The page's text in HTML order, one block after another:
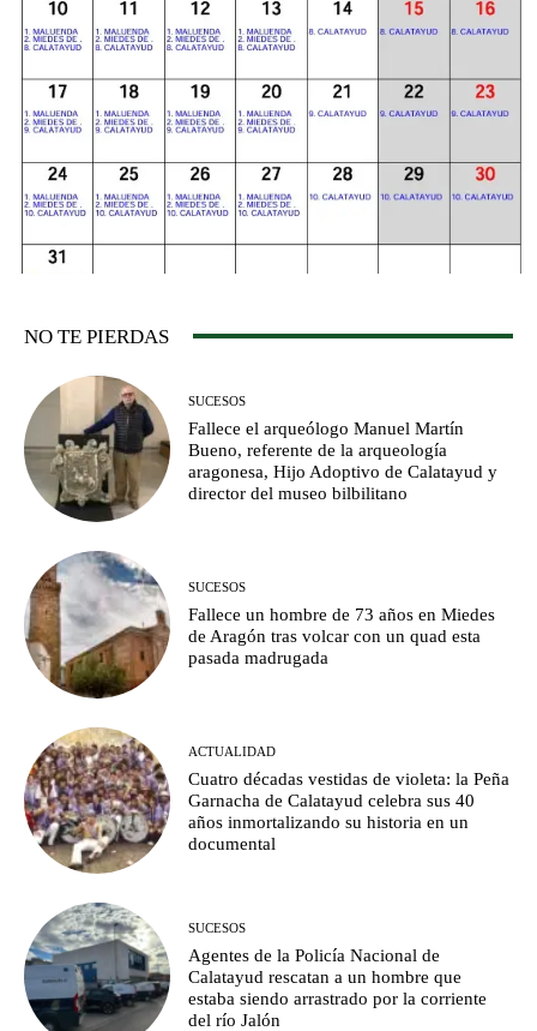
NO TE PIERDAS
SUCESOS
Fallece el arqueólogo Manuel Martín
Bueno, referente de la arqueología
aragonesa, Hijo Adoptivo de Calatayud y
director del museo bilbilitano
SUCESOS
Fallece un hombre de 73 años en Miedes
de Aragón tras volcar con un quad esta
pasada madrugada
ACTUALIDAD
Cuatro décadas vestidas de violeta: la Peña
Garnacha de Calatayud celebra sus 40
años inmortalizando su historia en un
documental
SUCESOS
Agentes de la Policía Nacional de
Calatayud rescatan a un hombre que
estaba siendo arrastrado por la corriente
del río Jalón